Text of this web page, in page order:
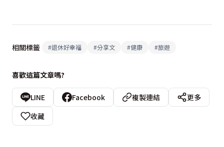
相關標籤 #退休好幸福 #分享文 #健康 #旅遊
喜歡這篇文章嗎?
LINE Facebook 複製連結
更多
收藏